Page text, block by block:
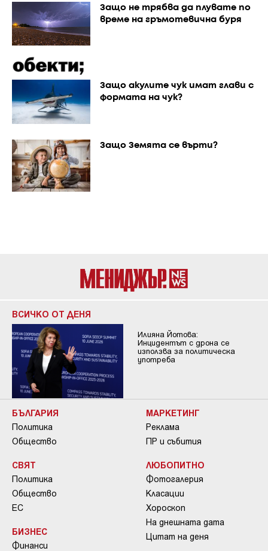
Защо не трябва да плувате по
време на гръмотевична буря
Защо акулите чук имат глави с
формата на чук?
Защо Земята се върти?
ВСИЧКО ОТ ДЕНЯ
Илияна Йотова:
Инцидентът с дрона се
използва за политическа
употреба
БЪЛГАРИЯ
Политика
Общество
СВЯТ
Политика
Общество
ЕС
БИЗНЕС
Финанси
МАРКЕТИНГ
Реклама
ПР и събития
ЛЮБОПИТНО
Фотогалерия
Класации
Хороскоп
На днешната дата
Цитат на деня